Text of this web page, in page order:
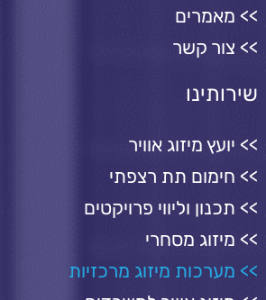
מאמרים
צור קשר
שירותינו
יועץ מיזוג אוויר
חימום תת רצפתי
תכנון וליווי פרויקטים
מיזוג מסחרי
מערכות מיזוג מרכזיות